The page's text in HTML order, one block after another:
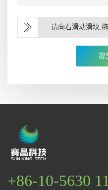
请向右滑动滑块,
提
+86-10-5630